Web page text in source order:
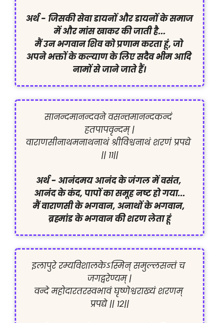
अर्थ - जिसकी सेवा डायनों और डायनों के समाज
में और मांस खाकर की जाती है...
मैं उन भगवान शिव को प्रणाम करता हूं, जो
अपने भक्तों के कल्याण के लिए सदैव भीम आदि
नामों से जाने जाते हैं।
सानन्दमानन्दवने वसन्तमानन्दकन्दं
हतपापवृन्दम् |
वाराणसीनाथमनाथनाथं श्रीविश्वनाथं शरणं प्रपद्ये
|| ११||
अर्थ - आनंदमय आनंद के जंगल में वसंत,
आनंद के कंद, पापों का समूह नष्ट हो गया...
मैं वाराणसी के भगवान, अनाथों के भगवान,
ब्रह्मांड के भगवान की शरण लेता हूं
इलापुरे रम्यविशालकेऽस्मिन् समुल्लसन्तं च
जगद्वरेण्यम् |
वन्दे महोदारतरस्वभावं घृष्णेश्वराख्यं शरणम्
प्रपद्ये || १२||